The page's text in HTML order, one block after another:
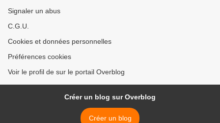
Signaler un abus
C.G.U.
Cookies et données personnelles
Préférences cookies
Voir le profil de sur le portail Overblog
Créer un blog sur Overblog
Créer un blog